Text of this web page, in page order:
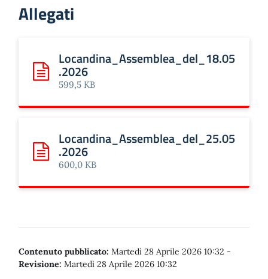
Allegati
Scarica: Locandina_Assemblea_del_18.05.2026
Locandina_Assemblea_del_18.05
.2026
599,5 KB
Scarica: Locandina_Assemblea_del_25.05.2026
Locandina_Assemblea_del_25.05
.2026
600,0 KB
Contenuto pubblicato: Martedì 28 Aprile 2026 10:32 -
Revisione: Martedì 28 Aprile 2026 10:32